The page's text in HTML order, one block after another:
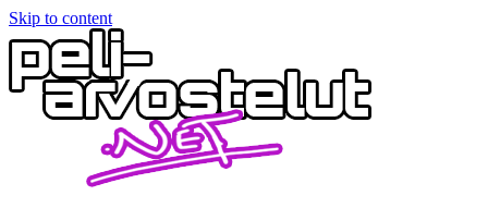
Skip to content